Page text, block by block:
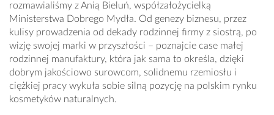
rozmawialiśmy z Anią Bieluń, współzałożycielką
Ministerstwa Dobrego Mydła. Od genezy biznesu, przez
kulisy prowadzenia od dekady rodzinnej firmy z siostrą, po
wizję swojej marki w przyszłości – poznajcie case małej
rodzinnej manufaktury, która jak sama to określa, dzięki
dobrym jakościowo surowcom, solidnemu rzemiosłu i
ciężkiej pracy wykuła sobie silną pozycję na polskim rynku
kosmetyków naturalnych.